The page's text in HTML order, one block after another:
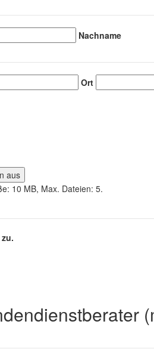
Nachname
Ort
aus
10 MB, Max. Dateien: 5.
zu.